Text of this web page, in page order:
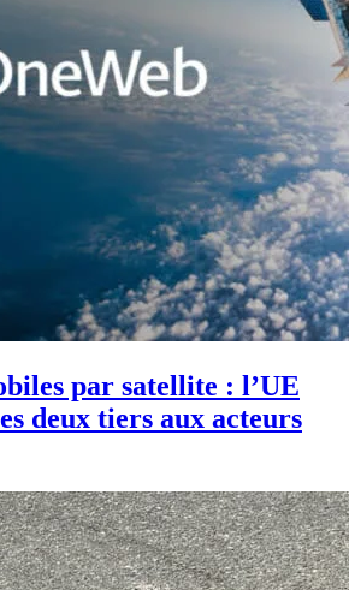
par satellite : l’UE
deux tiers aux acteurs